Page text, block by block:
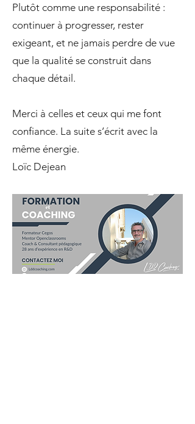
Plutôt comme une responsabilité :
continuer à progresser, rester
exigeant, et ne jamais perdre de vue
que la qualité se construit dans
chaque détail.
Merci à celles et ceux qui me font
confiance. La suite s’écrit avec la
même énergie.
Loïc Dejean